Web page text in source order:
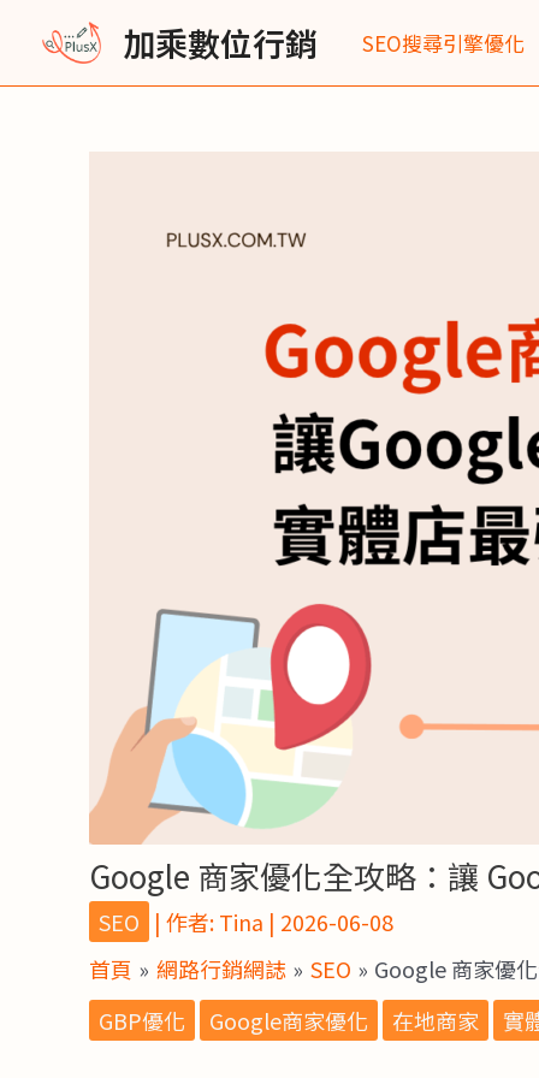
主
加乘數位行銷 SEO搜尋引擎優化
Google 商家優化全攻略：讓
SEO | 作者:Tina | 2026-06-08
首頁
網路行銷網誌 SEO
Google 商家優
GBP優化
Google商家優化 在地商家 實
Post
navigation